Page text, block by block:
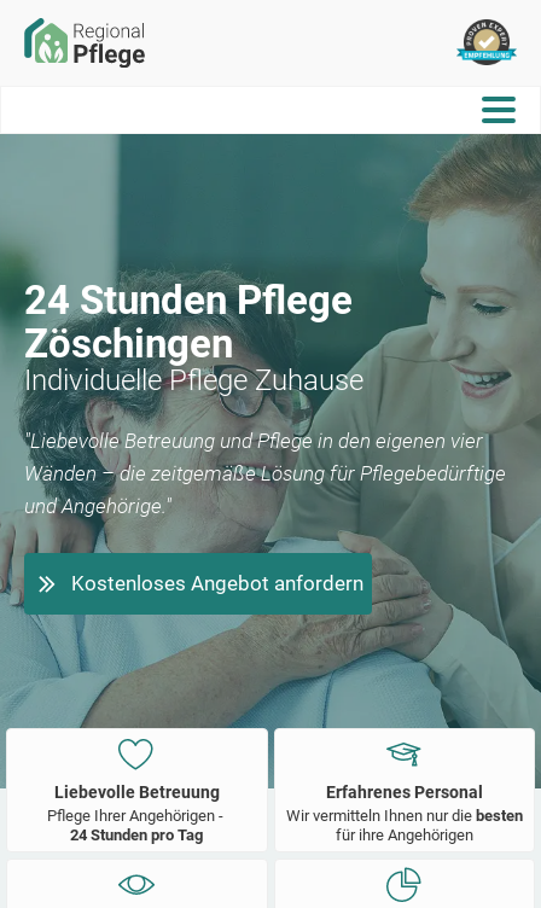
24 Stunden Pflege
Zöschingen
Individuelle Pflege Zuhause
"Liebevolle Betreuung und Pflege in den eigenen vier
Wänden – die zeitgemäße Lösung für Pflegebedürftige
und Angehörige."
Kostenloses Angebot anfordern
Liebevolle Betreuung
Pflege Ihrer Angehörigen -
24 Stunden pro Tag
Erfahrenes Personal
Wir vermitteln Ihnen nur die besten
für ihre Angehörigen